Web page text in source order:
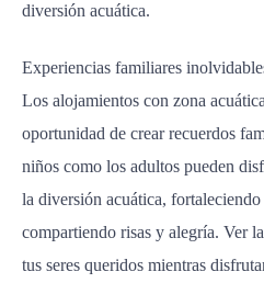
diversión acuática.
Experiencias familiares
Los alojamientos con zona
oportunidad de crear recuerdos
niños como los adultos pueden
la diversión acuática,
compartiendo risas y alegría. Ver
tus seres queridos mientras